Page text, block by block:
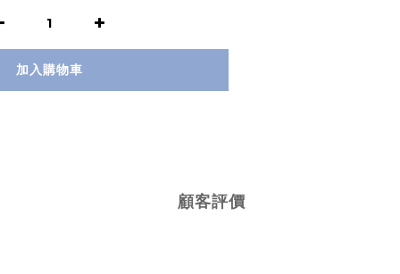
加入購物車
顧客評價